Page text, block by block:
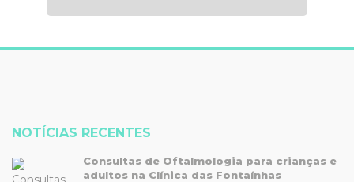
NOTÍCIAS RECENTES
Consultas de Oftalmologia para crianças e
adultos na Clínica das Fontaínhas